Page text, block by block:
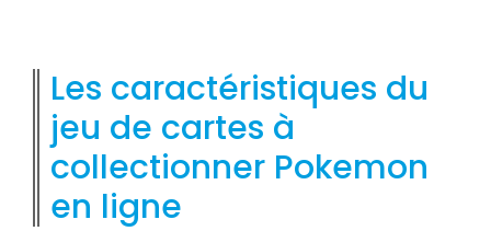
Les caractéristiques du
jeu de cartes à
collectionner Pokemon
en ligne